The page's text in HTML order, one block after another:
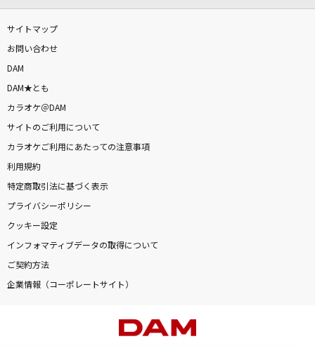
サイトマップ
お問い合わせ
DAM
DAM★とも
カラオケ＠DAM
サイトのご利用について
カラオケご利用にあたっての注意事項
利用規約
特定商取引法に基づく表示
プライバシーポリシー
クッキー設定
インフォマティブデータの取得について
ご契約方法
企業情報（コーポレートサイト）